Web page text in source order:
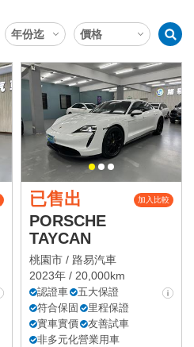
已售出 加入比較
PORSCHE
TAYCAN
桃園市 / 路易汽車
2023年 / 20,000km
認證車
五大保證
符合保固
里程保證
實車實價
友善試車
非多元化營業用車